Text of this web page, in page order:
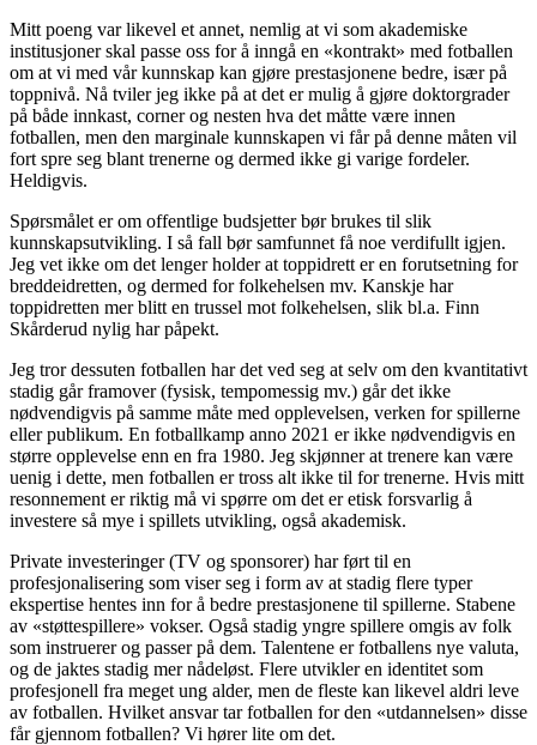
Mitt poeng var likevel et annet, nemlig at vi som akademiske
institusjoner skal passe oss for å inngå en «kontrakt» med fotballen
om at vi med vår kunnskap kan gjøre prestasjonene bedre, især på
toppnivå. Nå tviler jeg ikke på at det er mulig å gjøre doktorgrader
på både innkast, corner og nesten hva det måtte være innen
fotballen, men den marginale kunnskapen vi får på denne måten vil
fort spre seg blant trenerne og dermed ikke gi varige fordeler.
Heldigvis.
Spørsmålet er om offentlige budsjetter bør brukes til slik
kunnskapsutvikling. I så fall bør samfunnet få noe verdifullt igjen.
Jeg vet ikke om det lenger holder at toppidrett er en forutsetning for
breddeidretten, og dermed for folkehelsen mv. Kanskje har
toppidretten mer blitt en trussel mot folkehelsen, slik bl.a. Finn
Skårderud nylig har påpekt.
Jeg tror dessuten fotballen har det ved seg at selv om den kvantitativt
stadig går framover (fysisk, tempomessig mv.) går det ikke
nødvendigvis på samme måte med opplevelsen, verken for spillerne
eller publikum. En fotballkamp anno 2021 er ikke nødvendigvis en
større opplevelse enn en fra 1980. Jeg skjønner at trenere kan være
uenig i dette, men fotballen er tross alt ikke til for trenerne. Hvis mitt
resonnement er riktig må vi spørre om det er etisk forsvarlig å
investere så mye i spillets utvikling, også akademisk.
Private investeringer (TV og sponsorer) har ført til en
profesjonalisering som viser seg i form av at stadig flere typer
ekspertise hentes inn for å bedre prestasjonene til spillerne. Stabene
av «støttespillere» vokser. Også stadig yngre spillere omgis av folk
som instruerer og passer på dem. Talentene er fotballens nye valuta,
og de jaktes stadig mer nådeløst. Flere utvikler en identitet som
profesjonell fra meget ung alder, men de fleste kan likevel aldri leve
av fotballen. Hvilket ansvar tar fotballen for den «utdannelsen» disse
får gjennom fotballen? Vi hører lite om det.